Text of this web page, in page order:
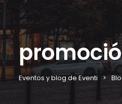
Eventos y blog de Eventi